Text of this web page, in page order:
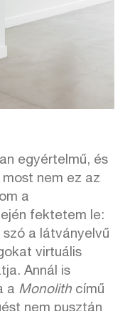
egyértelmű, és
nem ez az
a
fektetem le:
a látványelvű
virtuális
Annál is
a Monolith című